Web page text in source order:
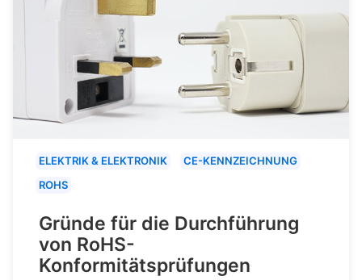
ELEKTRIK & ELEKTRONIK
CE-KENNZEICHNUNG
ROHS
Gründe für die Durchführung
von RoHS-
Konformitätsprüfungen